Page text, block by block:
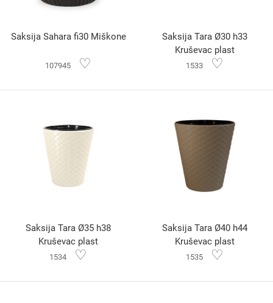
Saksija Sahara fi30 Miškone
107945 ♡
Saksija Tara Ø30 h33
Kruševac plast
1533 ♡
Saksija Tara Ø35 h38
Kruševac plast
1534 ♡
Saksija Tara Ø40 h44
Kruševac plast
1535 ♡